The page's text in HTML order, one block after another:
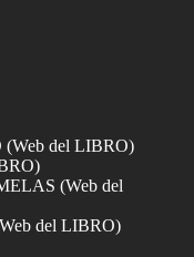
del LIBRO)
(Web del
del LIBRO)